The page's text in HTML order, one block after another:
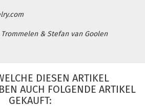
& Stefan van Goolen
DIESEN ARTIKEL
AUCH FOLGENDE ARTIKEL
GEKAUFT: